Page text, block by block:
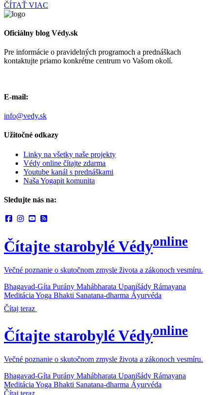
ČÍTAŤ VIAC
Oficiálny blog Védy.sk
Pre informácie o pravidelných programoch a prednáškach
kontaktujte priamo konkrétne centrum vo Vašom okolí.
E-mail:
info@vedy.sk
Užitočné odkazy
Linky na všetky naše projekty
Védy online čítajte zdarma
Youtube kanál s prednáškami
Naša Yogapit komunita
Sledujte nás na:
Čítajte starobylé Védyonline
Večné poznanie o skutočnom zmysle života a zákonoch vesmíru.
Bhagavad-Gíta Purány Mahábharata Upanišády Rámayana
Meditácia Yoga Bhakti Sanatana-dharma Áyurvéda
Čítaj teraz
Čítajte starobylé Védyonline
Večné poznanie o skutočnom zmysle života a zákonoch vesmíru.
Bhagavad-Gíta Purány Mahábharata Upanišády Rámayana
Meditácia Yoga Bhakti Sanatana-dharma Áyurvéda